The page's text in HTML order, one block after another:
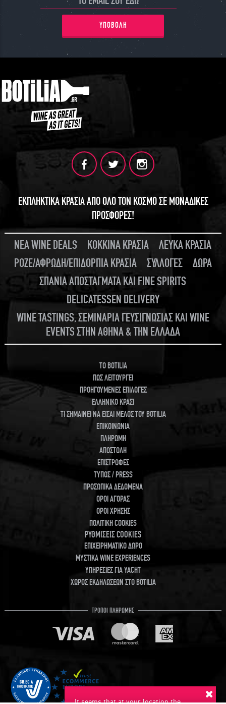
It seems that at your location the
ΥΠΟΒΟΛΗ
ΕΚΠΛΗΚΤΙΚΑ ΚΡΑΣΙΑ ΑΠΟ ΟΛΟ ΤΟΝ ΚΟΣΜΟ ΣΕ ΜΟΝΑΔΙΚΕΣ
ΠΡΟΣΦΟΡΕΣ!
ΝΕΑ WINE DEALS ΚΟΚΚΙΝΑ ΚΡΑΣΙΑ
ΛΕΥΚΑ ΚΡΑΣΙΑ
ΡΟΖΕ/ΑΦΡΩΔΗ/ΕΠΙΔΟΡΠΙΑ ΚΡΑΣΙΑ
ΣΥΛΛΟΓΕΣ
ΔΩΡΑ
ΣΠΑΝΙΑ ΑΠΟΣΤΑΓΜΑΤΑ ΚΑΙ FINE SPIRITS
DELICATESSEN DELIVERY
WINE TASTINGS, ΣΕΜΙΝΑΡΙΑ ΓΕΥΣΙΓΝΩΣΙΑΣ ΚΑΙ WINE
EVENTS ΣΤΗΝ ΑΘΗΝΑ & ΤΗΝ ΕΛΛΑΔΑ
TO BOTILIA
ΠΩΣ ΛΕΙΤΟΥΡΓΕΙ
ΠΡΟΗΓΟΥΜΕΝΕΣ ΕΠΙΛΟΓΕΣ
ΕΛΛΗΝΙΚΟ ΚΡΑΣΙ
ΤΙ ΣΗΜΑΙΝΕΙ ΝΑ ΕΙΣΑΙ ΜΕΛΟΣ ΤΟΥ BOTILIA
ΕΠΙΚΟΙΝΩΝΙΑ
ΠΛΗΡΩΜΗ
ΑΠΟΣΤΟΛΗ
ΕΠΙΣΤΡΟΦΕΣ
ΤΥΠΟΣ / PRESS
ΠΡΟΣΩΠΙΚΑ ΔΕΔΟΜΕΝΑ
ΟΡΟΙ ΑΓΟΡΑΣ
ΟΡΟΙ ΧΡΗΣΗΣ
ΠΟΛΙΤΙΚΗ COOKIES
ΡΥΘΜΙΣΕΙΣ COOKIES
ΕΠΙΧΕΙΡΗΜΑΤΙΚΟ ΔΩΡΟ
ΜΥΣΤΙΚΑ WINE EXPERIENCES
ΥΠΗΡΕΣΙΕΣ ΓΙΑ YACHT
ΧΩΡΟΣ ΕΚΔΗΛΩΣΕΩΝ ΣΤΟ BOTILIA
ΤΡΟΠΟΙ ΠΛΗΡΩΜΗΣ